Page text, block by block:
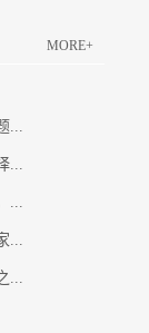
MORE+
...
...
...
...